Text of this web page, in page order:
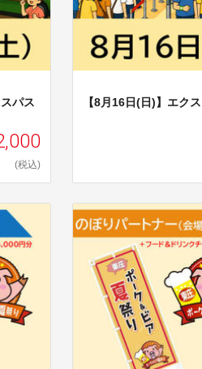
パス
(税込)
【8月16日(日)】エク